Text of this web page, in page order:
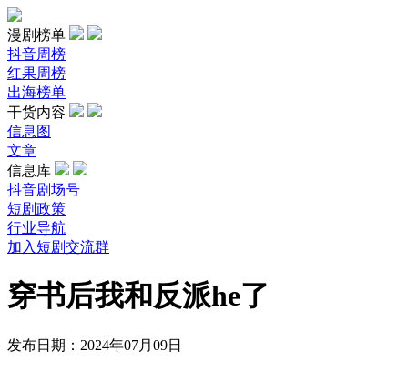
漫剧榜单
抖音周榜
红果周榜
出海榜单
干货内容
信息图
文章
信息库
抖音剧场号
短剧政策
行业导航
加入短剧交流群
穿书后我和反派he了
发布日期：2024年07月09日